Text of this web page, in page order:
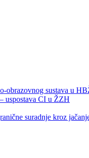
obrazovnog sustava u
uspostava CI u ŽZH
suradnje kroz